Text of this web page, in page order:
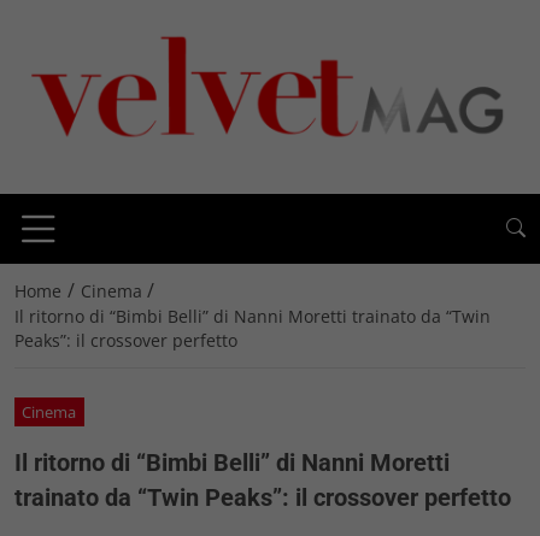
Home / Cinema /
Il ritorno di “Bimbi Belli” di Nanni Moretti trainato da “Twin
Peaks”: il crossover perfetto
Cinema
Il ritorno di “Bimbi Belli” di Nanni Moretti
trainato da “Twin Peaks”: il crossover perfetto